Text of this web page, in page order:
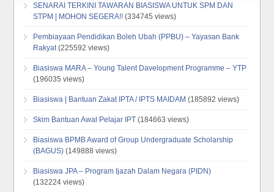
SENARAI TERKINI TAWARAN BIASISWA UNTUK SPM DAN
STPM | MOHON SEGERA!! (334745 views)
Pembiayaan Pendidikan Boleh Ubah (PPBU) – Yayasan Bank
Rakyat (225592 views)
Biasiswa MARA – Young Talent Davelopment Programme – YTP
(196035 views)
Biasiswa | Bantuan Zakat IPTA / IPTS MAIDAM (185892 views)
Skim Bantuan Awal Pelajar IPT (184663 views)
Biasiswa BPMB Award of Group Undergraduate Scholarship
(BAGUS) (149888 views)
Biasiswa JPA – Program Ijazah Dalam Negara (PIDN)
(132224 views)